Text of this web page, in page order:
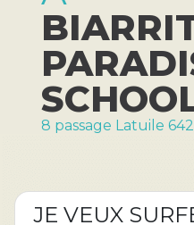
8 passage Latuile
JE VEUX